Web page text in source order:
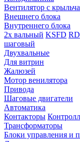
Вентилятор с
Внешнего блока
Внутреннего блока
2х вальный KSFD RD
шаговый
Двухвальные
Для витрин
Жалюзей
Мотор венилятора
Привода
Шаговые двигатели
Автоматика
Контакторы
Трансформаторы
Блоки управления и